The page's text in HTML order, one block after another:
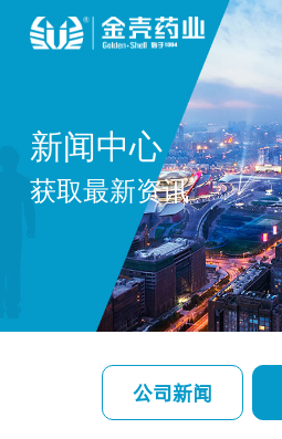
新闻中心
获取最新资讯
公司新闻